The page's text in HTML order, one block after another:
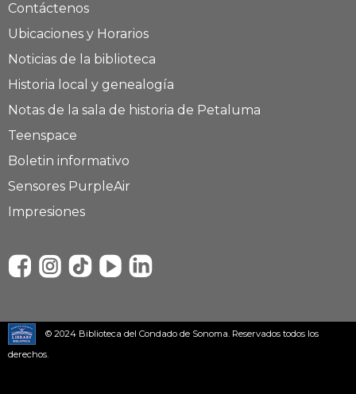
Contáctenos
Ubicaciones y Horarios
Noticias de la biblioteca
Historia local y genealogía
Notas de la sala de historia de Petaluma
Teenspace
Boletin informativo
Sensores PurpleAir
Impresiones
© 2024 Biblioteca del Condado de Sonoma. Reservados todos los
derechos.